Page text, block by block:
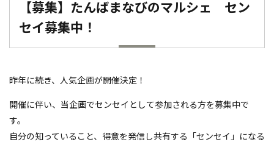
【募集】たんばまなびのマルシェ セン
セイ募集中！
昨年に続き、人気企画が開催決定！
開催に伴い、当企画でセンセイとして参加される方を募集中で
す。
自分の知っていること、得意を発信し共有する「センセイ」になる